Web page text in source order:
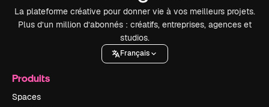
La plateforme créative pour donner vie à vos meilleurs projets.
Plus d’un million d’abonnés : créatifs, entreprises, agences et
studios.
Français
Produits
Spaces